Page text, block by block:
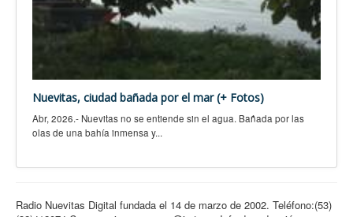
Nuevitas, ciudad bañada por el mar (+ Fotos)
Abr, 2026.- Nuevitas no se entiende sin el agua. Bañada por las
olas de una bahía inmensa y...
Radio Nuevitas Digital fundada el 14 de marzo de 2002. Teléfono:(53)